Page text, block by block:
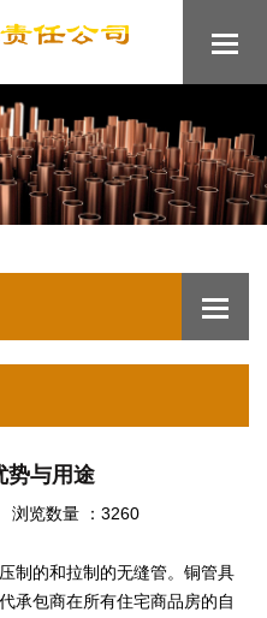
势与用途
浏览数量 ：3260
制的和拉制的无缝管。铜管具
承包商在所有住宅商品房的自